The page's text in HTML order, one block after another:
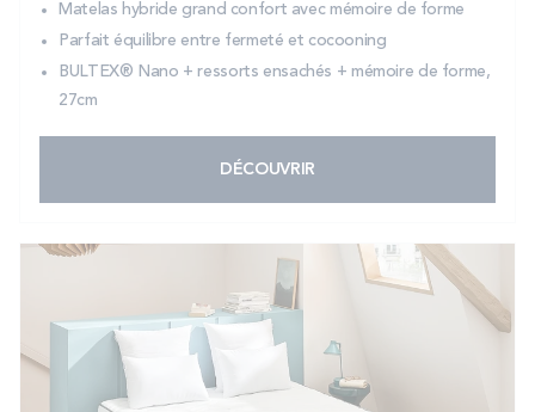
Matelas hybride grand confort avec mémoire de forme
Parfait équilibre entre fermeté et cocooning
BULTEX® Nano + ressorts ensachés + mémoire de forme,
27cm
DÉCOUVRIR